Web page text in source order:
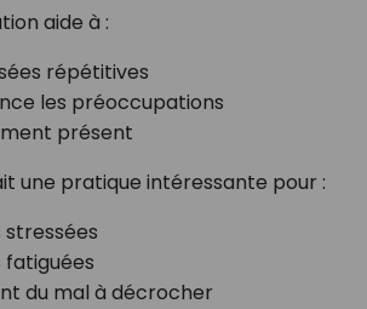
aide à :
répétitives
les préoccupations
présent
une pratique intéressante pour :
stressées
fatiguées
du mal à décrocher